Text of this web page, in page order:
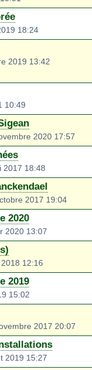
18:24
2019 13:42
10:49
2020 17:57
2017 18:48
2017 19:04
2020
2020 13:07
12:16
2019
15:02
2017 20:07
2019 15:27